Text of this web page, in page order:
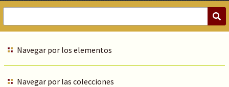
Navegar por los elementos
Navegar por las colecciones